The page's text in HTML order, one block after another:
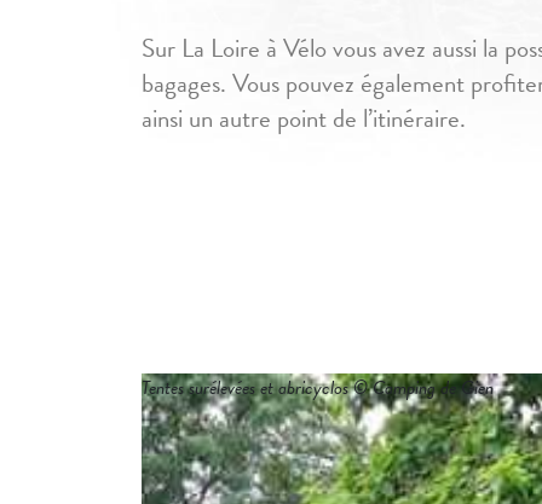
Sur La Loire à Vélo vous avez aussi la
bagages. Vous pouvez également
ainsi un autre point de l’itinéraire.
Tentes surélevées et abricyclos © Camping de Gien